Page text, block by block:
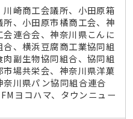
川崎商工会議所、小田原箱
所、小田原市橘商工会、神
会連合会、神奈川県こんに
合、横浜豆腐商工業協同組
肉副生物協同組合、協同組
市場共栄会、神奈川県洋菓
奈川県パン協同組合連合
ヨコハマ、タウンニュー